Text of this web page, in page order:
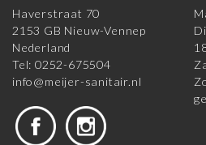
Haverstraat 70
2153 GB Nieuw-Vennep
Nederland
Tel: 0252-675504
info@meijer-sanitair.nl